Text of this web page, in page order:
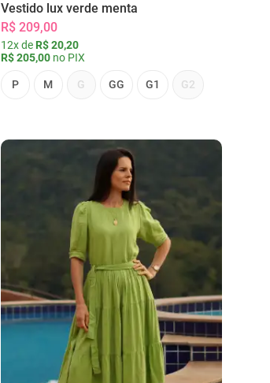
Vestido lux verde menta
R$ 209,00
12x de R$ 20,20
R$ 205,00no PIX
P M G GG G1 G2